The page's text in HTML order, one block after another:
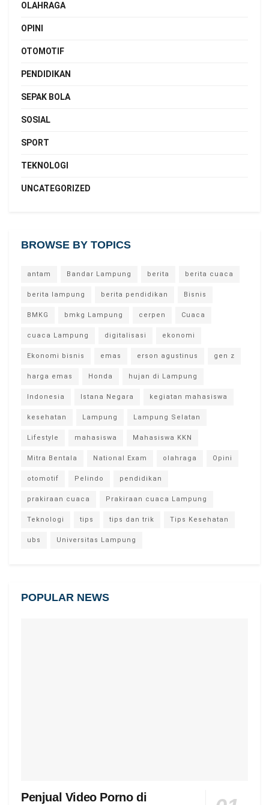
OLAHRAGA
OPINI
OTOMOTIF
PENDIDIKAN
SEPAK BOLA
SOSIAL
SPORT
TEKNOLOGI
UNCATEGORIZED
BROWSE BY TOPICS
antam Bandar Lampung berita berita cuaca
berita lampung berita pendidikan Bisnis
BMKG bmkg Lampung cerpen Cuaca
cuaca Lampung digitalisasi ekonomi
Ekonomi bisnis emas erson agustinus gen z
harga emas Honda hujan di Lampung
Indonesia Istana Negara kegiatan mahasiswa
kesehatan Lampung Lampung Selatan
Lifestyle mahasiswa Mahasiswa KKN
Mitra Bentala National Exam olahraga Opini
otomotif Pelindo pendidikan
prakiraan cuaca Prakiraan cuaca Lampung
Teknologi tips tips dan trik Tips Kesehatan
ubs Universitas Lampung
POPULAR NEWS
Penjual Video Porno di